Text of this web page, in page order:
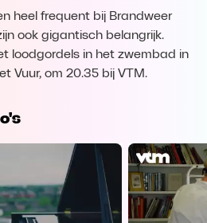
heel frequent bij Brandweer
ook gigantisch belangrijk.
loodgordels in het zwembad in
Vuur, om 20.35 bij VTM.